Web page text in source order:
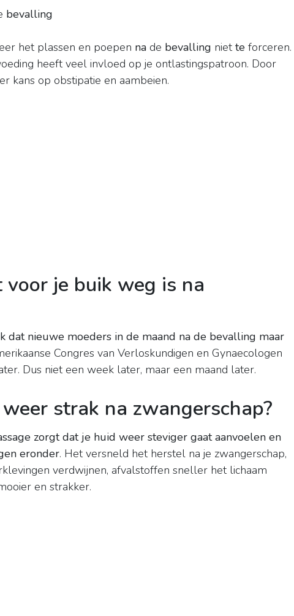
bevalling
het plassen en poepen na de bevalling niette forceren.
heeft veel invloed op je ontlastingspatroon. Door
kans op obstipatie en aambeien.
je buik weg is na
dat nieuwe moeders in de maand na de bevalling maar
Congres van Verloskundigen en Gynaecologen
Dus niet een week later, maar een maand later.
strak na zwangerschap?
zorgt dat je huid weer steviger gaat aanvoelen en
eronder. Het versneld het herstel na je zwangerschap,
verdwijnen, afvalstoffen sneller het lichaam
en strakker.